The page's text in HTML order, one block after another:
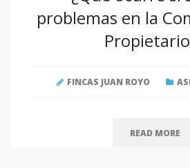
problemas en la
FINCAS JUAN ROYO
READ MORE